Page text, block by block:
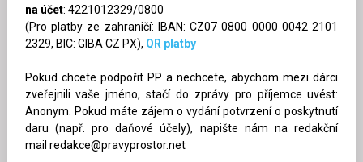
na účet: 4221012329/0800
(Pro platby ze zahraničí: IBAN: CZ07 0800 0000 0042 2101
2329, BIC: GIBA CZ PX), QR platby
Pokud chcete podpořit PP a nechcete, abychom mezi dárci
zveřejnili vaše jméno, stačí do zprávy pro příjemce uvést:
Anonym. Pokud máte zájem o vydání potvrzení o poskytnutí
daru (např. pro daňové účely), napište nám na redakční
mail redakce@pravyprostor.net